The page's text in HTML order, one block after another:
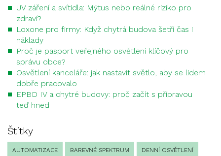
UV záření a svítidla: Mýtus nebo reálné riziko pro
zdraví?
Loxone pro firmy: Když chytrá budova šetří čas i
náklady
Proč je pasport veřejného osvětlení klíčový pro
správu obce?
Osvětlení kanceláře: jak nastavit světlo, aby se lidem
dobře pracovalo
EPBD IV a chytré budovy: proč začít s přípravou
teď hned
Štítky
AUTOMATIZACE BAREVNÉ SPEKTRUM DENNÍ OSVĚTLENÍ